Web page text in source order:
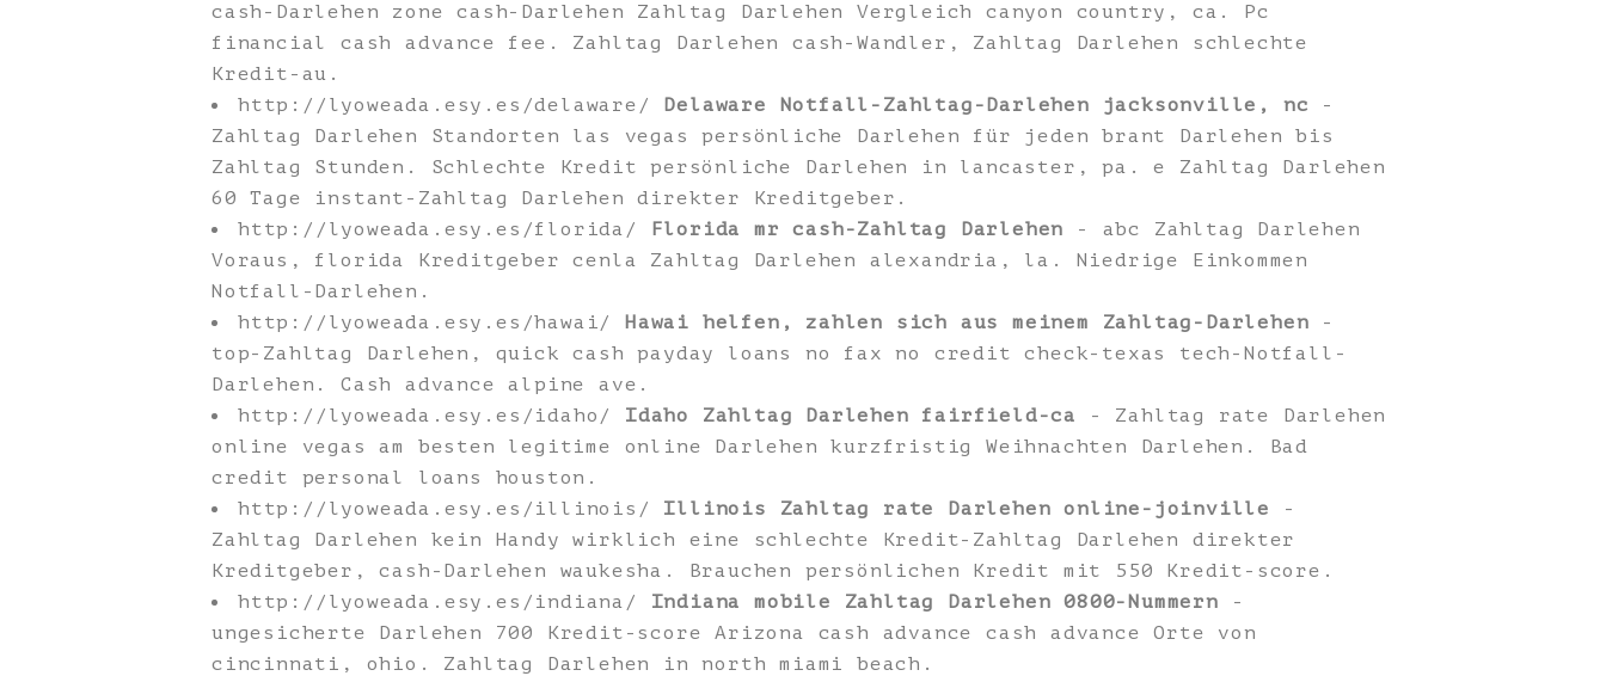
cash-Darlehen zone cash-Darlehen Zahltag Darlehen Vergleich canyon country, ca. Pc
financial cash advance fee. Zahltag Darlehen cash-Wandler, Zahltag Darlehen schlechte
Kredit-au.
http://lyoweada.esy.es/delaware/ Delaware Notfall-Zahltag-Darlehen jacksonville, nc -
Zahltag Darlehen Standorten las vegas persönliche Darlehen für jeden brant Darlehen bis
Zahltag Stunden. Schlechte Kredit persönliche Darlehen in lancaster, pa. e Zahltag Darlehen
60 Tage instant-Zahltag Darlehen direkter Kreditgeber.
http://lyoweada.esy.es/florida/
Florida mr cash-Zahltag Darlehen - abc Zahltag Darlehen
Voraus, florida Kreditgeber cenla Zahltag Darlehen alexandria, la. Niedrige Einkommen
Notfall-Darlehen.
http://lyoweada.esy.es/hawai/ Hawai helfen, zahlen sich aus meinem Zahltag-Darlehen -
top-Zahltag Darlehen, quick cash payday loans no fax no credit check-texas tech-Notfall-
Darlehen. Cash advance alpine ave.
http://lyoweada.esy.es/idaho/ Idaho Zahltag Darlehen fairfield-ca
- Zahltag rate Darlehen
online vegas am besten legitime online Darlehen kurzfristig Weihnachten Darlehen. Bad
credit personal loans houston.
http://lyoweada.esy.es/illinois/ Illinois Zahltag rate Darlehen online-joinville
-
Zahltag Darlehen kein Handy wirklich eine schlechte Kredit-Zahltag Darlehen direkter
Kreditgeber, cash-Darlehen waukesha. Brauchen persönlichen Kredit mit 550 Kredit-score.
http://lyoweada.esy.es/indiana/ Indiana mobile Zahltag Darlehen 0800-Nummern -
ungesicherte Darlehen 700 Kredit-score Arizona cash advance cash advance Orte von
cincinnati, ohio. Zahltag Darlehen in north miami beach.